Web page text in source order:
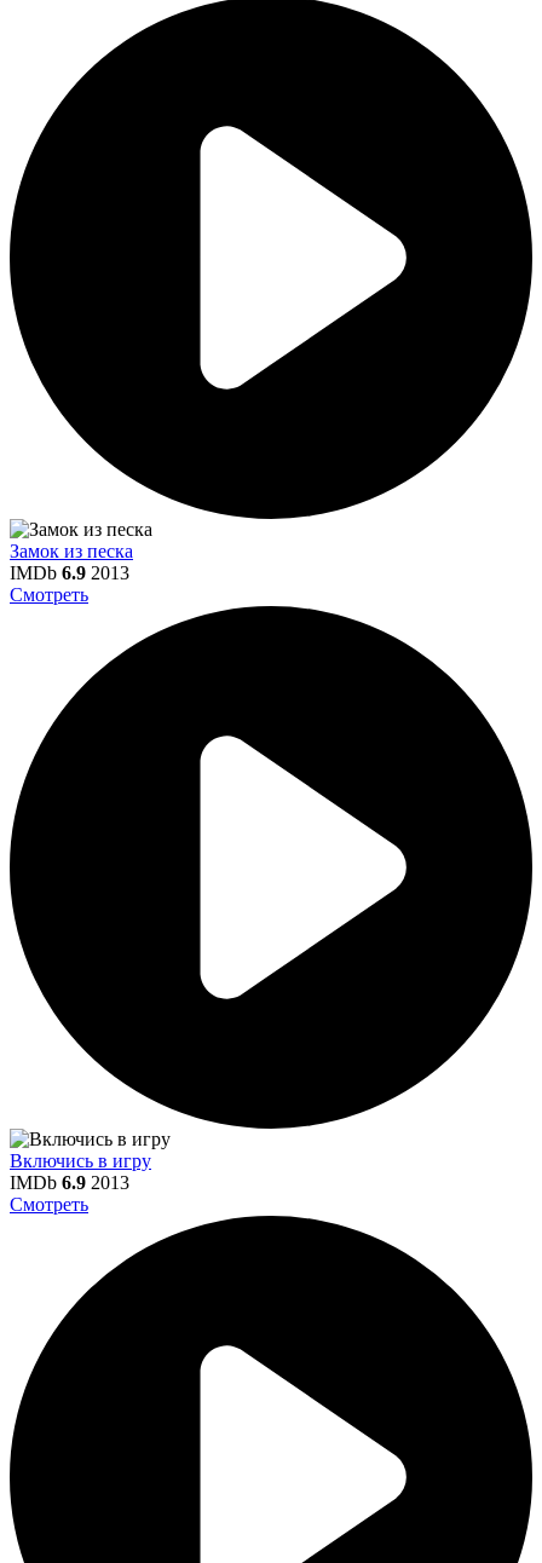
Замок из песка
IMDb 6.9 2013
Смотреть
Включись в игру
IMDb 6.9 2013
Смотреть